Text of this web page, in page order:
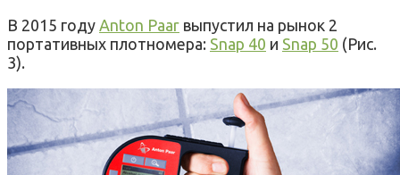
В 2015 году Anton Paar выпустил на рынок 2
портативных плотномера: Snap 40 и Snap 50 (Рис.
3).